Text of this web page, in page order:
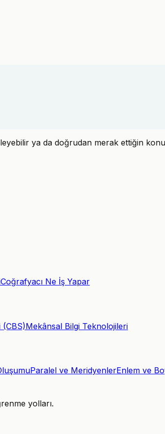
ya da doğrudan merak ettiğin
Coğrafyacı Ne İş Yapar
(CBS)Mekânsal Bilgi Teknolojileri
Paralel ve MeridyenlerEnlem ve
yolları.